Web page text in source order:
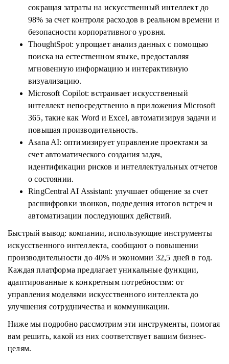
сокращая затраты на искусственный интеллект до
98% за счет контроля расходов в реальном времени и
безопасности корпоративного уровня.
ThoughtSpot: упрощает анализ данных с помощью
поиска на естественном языке, предоставляя
мгновенную информацию и интерактивную
визуализацию.
Microsoft Copilot: встраивает искусственный
интеллект непосредственно в приложения Microsoft
365, такие как Word и Excel, автоматизируя задачи и
повышая производительность.
Asana AI: оптимизирует управление проектами за
счет автоматического создания задач,
идентификации рисков и интеллектуальных отчетов
о состоянии.
RingCentral AI Assistant: улучшает общение за счет
расшифровки звонков, подведения итогов встреч и
автоматизации последующих действий.
Быстрый вывод: компании, использующие инструменты
искусственного интеллекта, сообщают о повышении
производительности до 40% и экономии 32,5 дней в год.
Каждая платформа предлагает уникальные функции,
адаптированные к конкретным потребностям: от
управления моделями искусственного интеллекта до
улучшения сотрудничества и коммуникации.
Ниже мы подробно рассмотрим эти инструменты, помогая
вам решить, какой из них соответствует вашим бизнес-
целям.